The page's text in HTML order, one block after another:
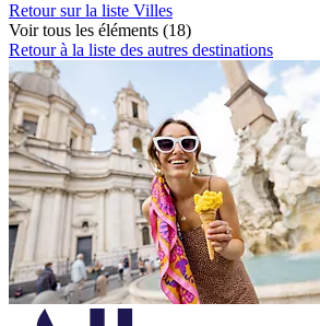
Retour sur la liste Villes
Voir tous les éléments (18)
Retour à la liste des autres destinations